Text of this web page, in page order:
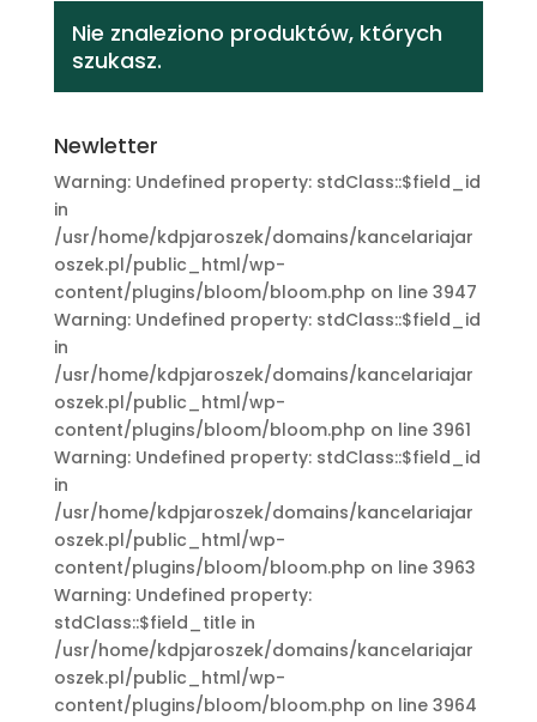
Nie znaleziono produktów, których
szukasz.
Newletter
Warning: Undefined property: stdClass::$field_id
in
/usr/home/kdpjaroszek/domains/kancelariajar
oszek.pl/public_html/wp-
content/plugins/bloom/bloom.php on line 3947
Warning: Undefined property: stdClass::$field_id
in
/usr/home/kdpjaroszek/domains/kancelariajar
oszek.pl/public_html/wp-
content/plugins/bloom/bloom.php on line 3961
Warning: Undefined property: stdClass::$field_id
in
/usr/home/kdpjaroszek/domains/kancelariajar
oszek.pl/public_html/wp-
content/plugins/bloom/bloom.php on line 3963
Warning: Undefined property:
stdClass::$field_title in
/usr/home/kdpjaroszek/domains/kancelariajar
oszek.pl/public_html/wp-
content/plugins/bloom/bloom.php on line 3964